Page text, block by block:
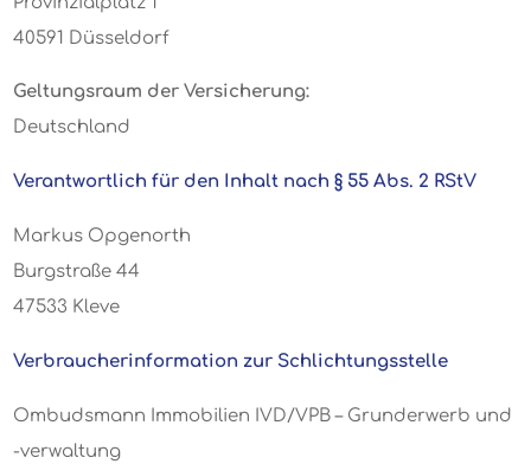
40591 Düsseldorf
Geltungsraum der Versicherung:
Deutschland
Verantwortlich für den Inhalt nach § 55 Abs. 2 RStV
Markus Opgenorth
Burgstraße 44
47533 Kleve
Verbraucherinformation zur Schlichtungsstelle
Ombudsmann Immobilien IVD/VPB – Grunderwerb und
-verwaltung